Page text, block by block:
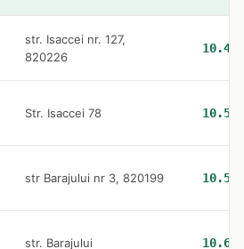
str. Isaccei nr. 127,
820226
Str. Isaccei 78
str Barajului nr 3, 820199
str. Barajului